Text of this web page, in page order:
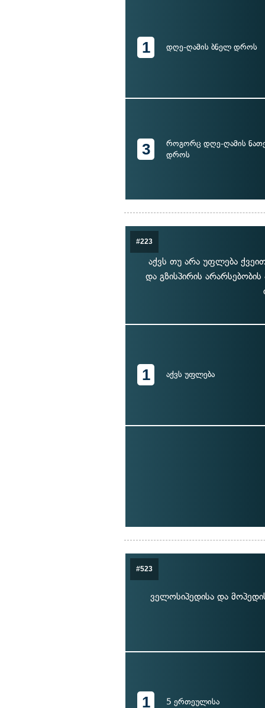
1 დღე-ღამის ბნელ დროს
3
როგორც დღე-ღამის
დროს
#223
აქვს თუ არა უფლება
და გზისპირის
1 აქვს უფლება
#523
ველოსიპედისა და
1 5 ერთეულისა